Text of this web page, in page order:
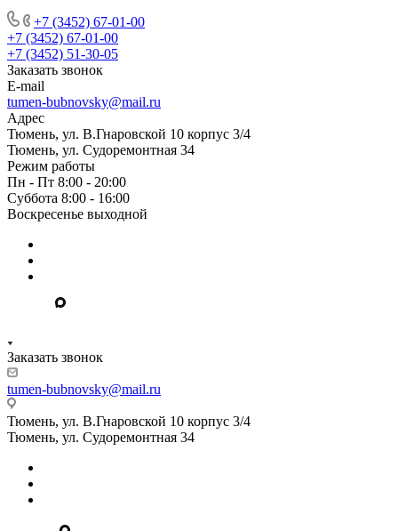
+7 (3452) 67-01-00
+7 (3452) 67-01-00
+7 (3452) 51-30-05
Заказать звонок
E-mail
tumen-bubnovsky@mail.ru
Адрес
Тюмень, ул. В.Гнаровской 10 корпус 3/4
Тюмень, ул. Судоремонтная 34
Режим работы
Пн - Пт 8:00 - 20:00
Суббота 8:00 - 16:00
Воскресенье выходной
Заказать звонок
tumen-bubnovsky@mail.ru
Тюмень, ул. В.Гнаровской 10 корпус 3/4
Тюмень, ул. Судоремонтная 34